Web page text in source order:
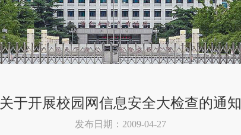
关于开展校园网信息安全大检查的通知
发布日期：2009-04-27